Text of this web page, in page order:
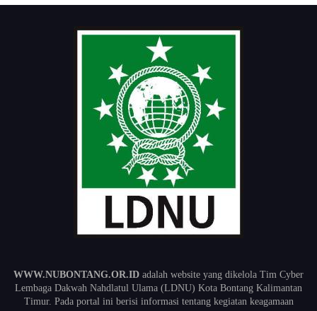
WWW.NUBONTANG.OR.ID adalah website yang dikelola Tim Cyber
Lembaga Dakwah Nahdlatul Ulama (LDNU) Kota Bontang Kalimantan
Timur. Pada portal ini berisi informasi tentang kegiatan keagamaan